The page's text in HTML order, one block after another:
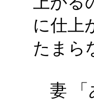
に仕上
たまら
妻 「